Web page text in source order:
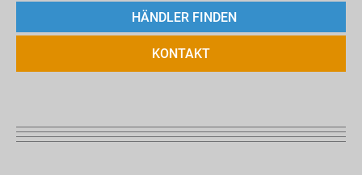
HÄNDLER FINDEN
KONTAKT